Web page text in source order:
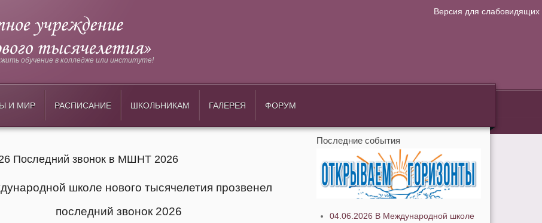
Версия для слабовидящих
обучение в колледже или институте!
И МИР РАСПИСАНИЕ ШКОЛЬНИКАМ ГАЛЕРЕЯ ФОРУМ
Последний звонок в МШНТ 2026
школе нового тысячелетия прозвенел
последний звонок 2026
Последние события
04.06.2026 В Международной школе